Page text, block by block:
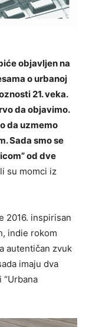
objavljen na
o urbanoj
21. veka.
da objavimo.
da uzmemo
Sada smo se
od dve
su momci iz
2016. inspirisan
indie rokom
autentičan zvuk
imaju dva
“Urbana